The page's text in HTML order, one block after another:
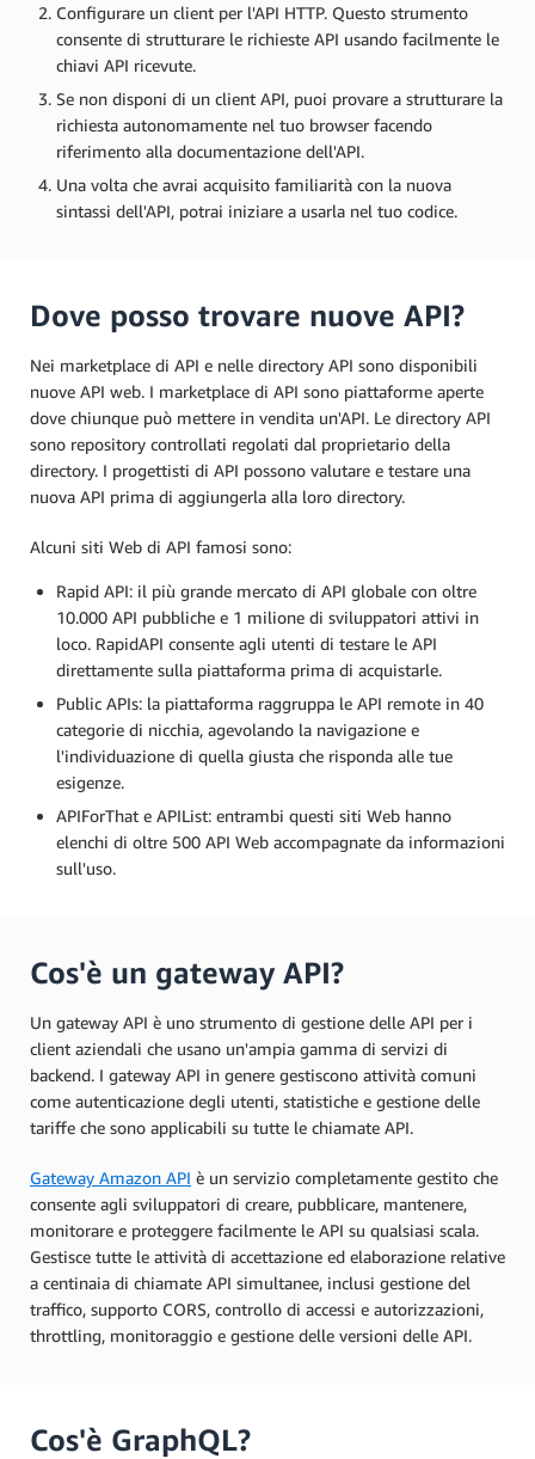
Configurare un client per l'API HTTP. Questo strumento
consente di strutturare le richieste API usando facilmente le
chiavi API ricevute.
Se non disponi di un client API, puoi provare a strutturare la
richiesta autonomamente nel tuo browser facendo
riferimento alla documentazione dell'API.
Una volta che avrai acquisito familiarità con la nuova
sintassi dell'API, potrai iniziare a usarla nel tuo codice.
Dove posso trovare nuove API?
Nei marketplace di API e nelle directory API sono disponibili
nuove API web. I marketplace di API sono piattaforme aperte
dove chiunque può mettere in vendita un'API. Le directory API
sono repository controllati regolati dal proprietario della
directory. I progettisti di API possono valutare e testare una
nuova API prima di aggiungerla alla loro directory.
Alcuni siti Web di API famosi sono:
Rapid API: il più grande mercato di API globale con oltre
10.000 API pubbliche e 1 milione di sviluppatori attivi in
loco. RapidAPI consente agli utenti di testare le API
direttamente sulla piattaforma prima di acquistarle.
Public APIs: la piattaforma raggruppa le API remote in 40
categorie di nicchia, agevolando la navigazione e
l'individuazione di quella giusta che risponda alle tue
esigenze.
APIForThat e APIList: entrambi questi siti Web hanno
elenchi di oltre 500 API Web accompagnate da informazioni
sull'uso.
Cos'è un gateway API?
Un gateway API è uno strumento di gestione delle API per i
client aziendali che usano un'ampia gamma di servizi di
backend. I gateway API in genere gestiscono attività comuni
come autenticazione degli utenti, statistiche e gestione delle
tariffe che sono applicabili su tutte le chiamate API.
Gateway Amazon API è un servizio completamente gestito che
consente agli sviluppatori di creare, pubblicare, mantenere,
monitorare e proteggere facilmente le API su qualsiasi scala.
Gestisce tutte le attività di accettazione ed elaborazione relative
a centinaia di chiamate API simultanee, inclusi gestione del
traffico, supporto CORS, controllo di accessi e autorizzazioni,
throttling, monitoraggio e gestione delle versioni delle API.
Cos'è GraphQL?